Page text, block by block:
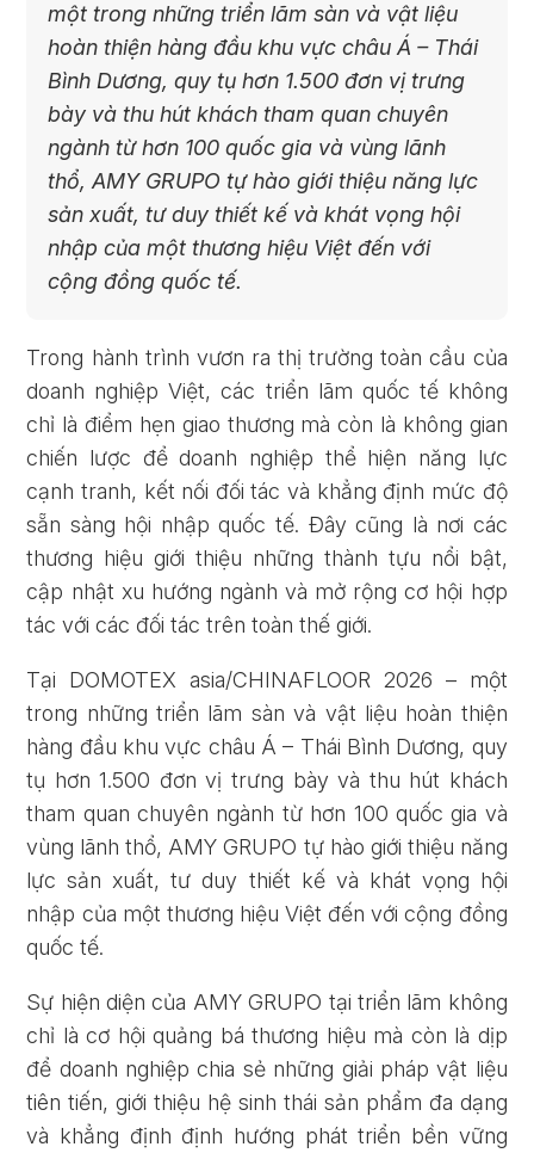
một trong những triển lãm sàn và vật liệu
hoàn thiện hàng đầu khu vực châu Á – Thái
Bình Dương, quy tụ hơn 1.500 đơn vị trưng
bày và thu hút khách tham quan chuyên
ngành từ hơn 100 quốc gia và vùng lãnh
thổ, AMY GRUPO tự hào giới thiệu năng lực
sản xuất, tư duy thiết kế và khát vọng hội
nhập của một thương hiệu Việt đến với
cộng đồng quốc tế.
Trong hành trình vươn ra thị trường toàn cầu của
doanh nghiệp Việt, các triển lãm quốc tế không
chỉ là điểm hẹn giao thương mà còn là không gian
chiến lược để doanh nghiệp thể hiện năng lực
cạnh tranh, kết nối đối tác và khẳng định mức độ
sẵn sàng hội nhập quốc tế. Đây cũng là nơi các
thương hiệu giới thiệu những thành tựu nổi bật,
cập nhật xu hướng ngành và mở rộng cơ hội hợp
tác với các đối tác trên toàn thế giới.
Tại DOMOTEX asia/CHINAFLOOR 2026 – một
trong những triển lãm sàn và vật liệu hoàn thiện
hàng đầu khu vực châu Á – Thái Bình Dương, quy
tụ hơn 1.500 đơn vị trưng bày và thu hút khách
tham quan chuyên ngành từ hơn 100 quốc gia và
vùng lãnh thổ, AMY GRUPO tự hào giới thiệu năng
lực sản xuất, tư duy thiết kế và khát vọng hội
nhập của một thương hiệu Việt đến với cộng đồng
quốc tế.
Sự hiện diện của AMY GRUPO tại triển lãm không
chỉ là cơ hội quảng bá thương hiệu mà còn là dịp
để doanh nghiệp chia sẻ những giải pháp vật liệu
tiên tiến, giới thiệu hệ sinh thái sản phẩm đa dạng
và khẳng định định hướng phát triển bền vững